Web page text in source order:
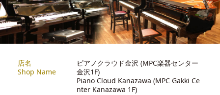
店名
Shop Name
ピアノクラウド金沢 (MPC楽器センター
金沢1F)
Piano Cloud Kanazawa (MPC Gakki Ce
nter Kanazawa 1F)